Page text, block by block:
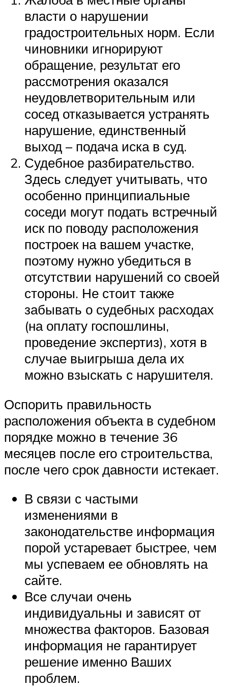
власти о нарушении
градостроительных норм. Если
чиновники игнорируют
обращение, результат его
рассмотрения оказался
неудовлетворительным или
сосед отказывается устранять
нарушение, единственный
выход – подача иска в суд.
Судебное разбирательство.
Здесь следует учитывать, что
особенно принципиальные
соседи могут подать встречный
иск по поводу расположения
построек на вашем участке,
поэтому нужно убедиться в
отсутствии нарушений со своей
стороны. Не стоит также
забывать о судебных расходах
(на оплату госпошлины,
проведение экспертиз), хотя в
случае выигрыша дела их
можно взыскать с нарушителя.
Оспорить правильность
расположения объекта в судебном
порядке можно в течение 36
месяцев после его строительства,
после чего срок давности истекает.
В связи с частыми
изменениями в
законодательстве информация
порой устаревает быстрее, чем
мы успеваем ее обновлять на
сайте.
Все случаи очень
индивидуальны и зависят от
множества факторов. Базовая
информация не гарантирует
решение именно Ваших
проблем.